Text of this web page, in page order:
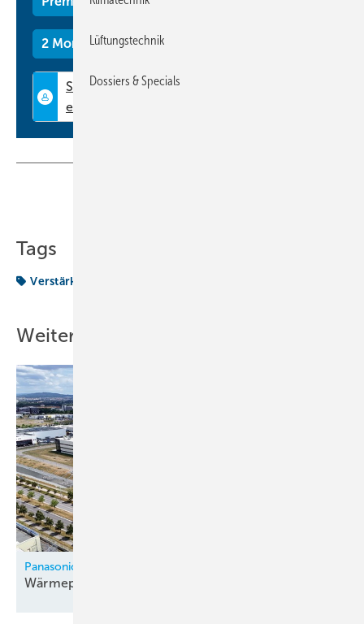
2 Monate kostenlos testen
Tags
Verstärkung
Weitere Inhalte
Panasonic
Wärmepumpenfabrik in Tschechien
Lüftungstechnik
Dossiers & Specials